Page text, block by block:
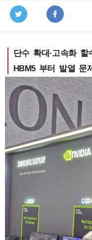
단수 확대·고속화 할
HBM5 부터 발열 문